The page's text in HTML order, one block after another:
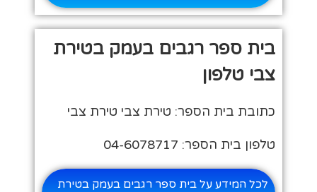
בית ספר רגבים בעמק בטירת
צבי טלפון
כתובת בית הספר: טירת צבי טירת צבי
טלפון בית הספר: 04-6078717
לכל המידע על בית ספר רגבים בעמק בטירת